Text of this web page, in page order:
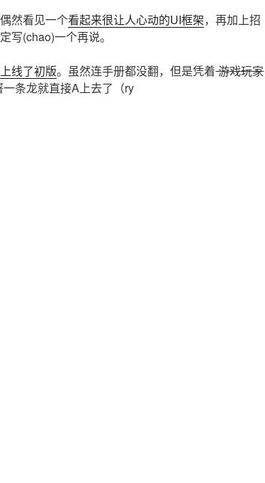
然看见一个看起来很让人心动的UI框架，再加上招
写(chao)一个再说。
上线了初版。虽然连手册都没翻，但是凭着游戏玩家
条龙就直接A上去了（ry